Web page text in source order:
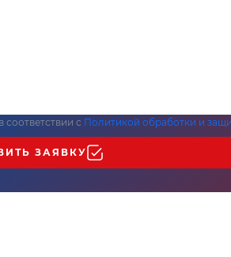
в соответствии с Политикой обработки и
ЗАЯВКУ